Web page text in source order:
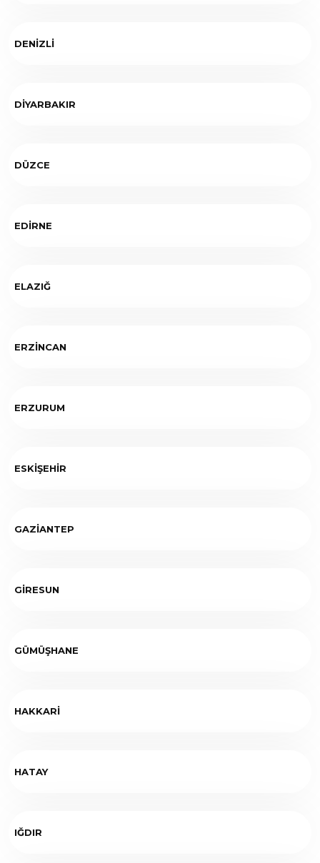
DENİZLİ
DİYARBAKIR
DÜZCE
EDİRNE
ELAZIĞ
ERZİNCAN
ERZURUM
ESKİŞEHİR
GAZİANTEP
GİRESUN
GÜMÜŞHANE
HAKKARİ
HATAY
IĞDIR